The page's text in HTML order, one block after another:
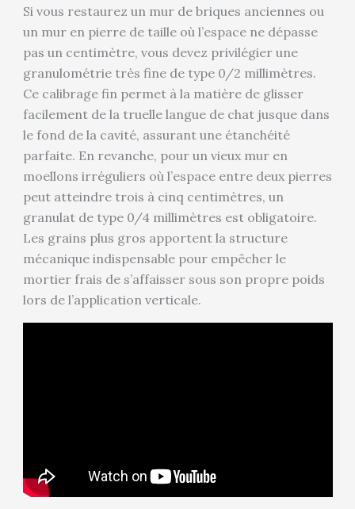
Si vous restaurez un mur de briques anciennes ou
un mur en pierre de taille où l’espace ne dépasse
pas un centimètre, vous devez privilégier une
granulométrie très fine de type 0/2 millimètres.
Ce calibrage fin permet à la matière de glisser
facilement de la truelle langue de chat jusque dans
le fond de la cavité, assurant une étanchéité
parfaite. En revanche, pour un vieux mur en
moellons irréguliers où l’espace entre deux pierres
peut atteindre trois à cinq centimètres, un
granulat de type 0/4 millimètres est obligatoire.
Les grains plus gros apportent la structure
mécanique indispensable pour empêcher le
mortier frais de s’affaisser sous son propre poids
lors de l’application verticale.